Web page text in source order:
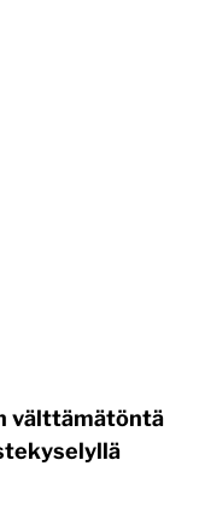
välttämätöntä